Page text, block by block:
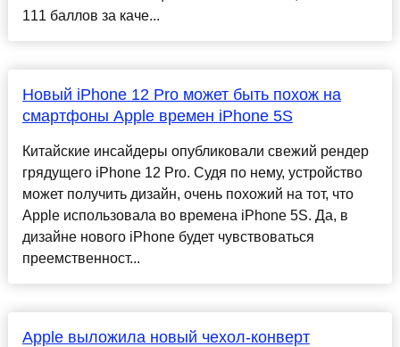
111 баллов за каче...
Новый iPhone 12 Pro может быть похож на
смартфоны Apple времен iPhone 5S
Китайские инсайдеры опубликовали свежий рендер
грядущего iPhone 12 Pro. Судя по нему, устройство
может получить дизайн, очень похожий на тот, что
Apple использовала во времена iPhone 5S. Да, в
дизайне нового iPhone будет чувствоваться
преемственност...
Apple выложила новый чехол-конверт